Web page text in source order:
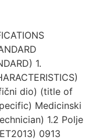
1.
dio) (title of
Medicinski
1.2 Polje
0913